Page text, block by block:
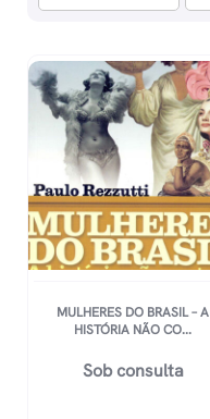
MULHERES DO BRASIL – A
HISTÓRIA NÃO CO...
Sob consulta